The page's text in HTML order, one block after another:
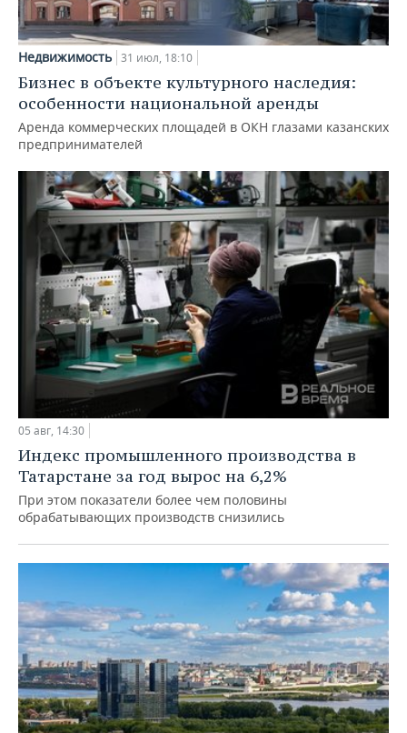
Недвижимость 31 июл, 18:10
Бизнес в объекте культурного наследия:
особенности национальной аренды
Аренда коммерческих площадей в ОКН глазами казанских
предпринимателей
05 авг, 14:30
Индекс промышленного производства в
Татарстане за год вырос на 6,2%
При этом показатели более чем половины
обрабатывающих производств снизились